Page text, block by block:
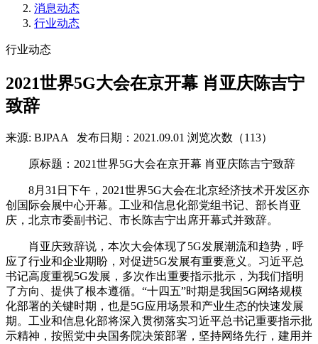
消息动态
行业动态
行业动态
2021世界5G大会在京开幕 肖亚庆陈吉宁
致辞
来源: BJPAA 发布日期：2021.09.01 浏览次数（113）
原标题：2021世界5G大会在京开幕 肖亚庆陈吉宁致辞
8月31日下午，2021世界5G大会在北京经济技术开发区亦
创国际会展中心开幕。工业和信息化部党组书记、部长肖亚
庆，北京市委副书记、市长陈吉宁出席开幕式并致辞。
肖亚庆致辞说，本次大会体现了5G发展潮流和趋势，呼
应了行业和企业期盼，对促进5G发展有重要意义。习近平总
书记高度重视5G发展，多次作出重要指示批示，为我们指明
了方向、提供了根本遵循。“十四五”时期是我国5G网络规模
化部署的关键时期，也是5G应用场景和产业生态的快速发展
期。工业和信息化部将深入贯彻落实习近平总书记重要指示批
示精神，按照党中央国务院决策部署，坚持网络先行，建用并